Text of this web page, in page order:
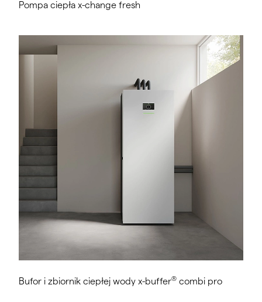
Pompa ciepła x-change fresh
Bufor i zbiornik ciepłej wody x-buffer® combi pro